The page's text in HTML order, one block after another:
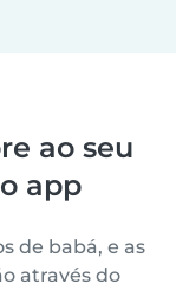
ao seu
app
de babá, e as
através do